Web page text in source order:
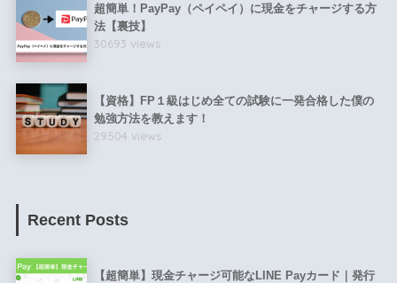
超簡単！PayPay（ペイペイ）に現金をチャージする方
法【裏技】
30693 views
【資格】FP１級はじめ全ての試験に一発合格した僕の
勉強方法を教えます！
29504 views
Recent Posts
【超簡単】現金チャージ可能なLINE Payカード｜発行